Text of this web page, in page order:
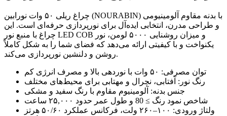
چراغ ریلی ۵۰ وات نورابین (NOURABIN) با بدنه مقاوم آلومینیومی
و طراحی مدرن، انتخابی ایده‌آل برای نورپردازی حرفه‌ای است. این
چراغ با منبع نور LED COB و میزان روشنایی ۵۰۰۰ لومن، نور
یکنواخت و با کیفیتی ارائه می‌دهد که فضای شما را به شکل کاملاً
روشن و دلنشین نورپردازی می‌کند.
توان مصرفی: ۵۰ وات با نوردهی بالا و مصرف انرژی کم
رنگ نور: آفتابی، نچرال و مهتابی برای محیط‌های مختلف
جنس بدنه: آلومینیوم مقاوم با رنگ سفید و مشکی
شاخص نمود رنگ ≥ 80 و طول عمر حدود ۲۵,۰۰۰ ساعت
ولتاژ ورودی: ۱۰۰–۲۶۰ ولت، فرکانس عملکرد ۵۰/۶۰ هرتز